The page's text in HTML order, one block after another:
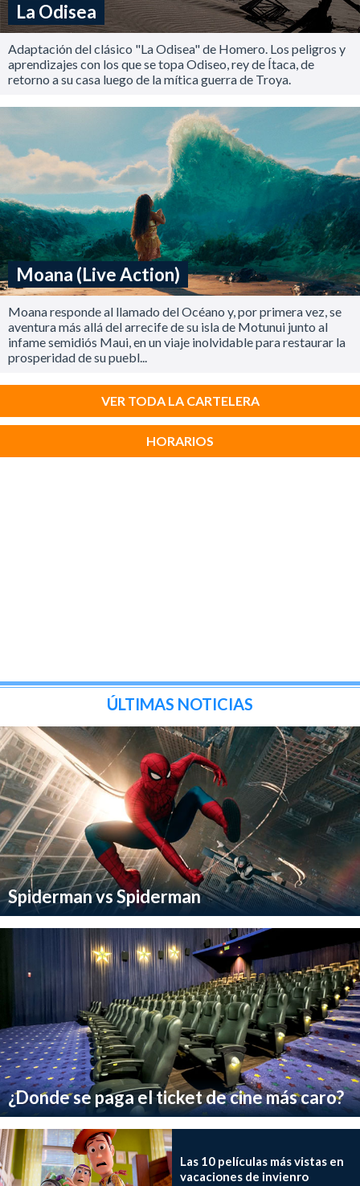
La Odisea
Adaptación del clásico "La Odisea" de Homero. Los peligros y
aprendizajes con los que se topa Odiseo, rey de Ítaca, de
retorno a su casa luego de la mítica guerra de Troya.
Moana (Live Action)
Moana responde al llamado del Océano y, por primera vez, se
aventura más allá del arrecife de su isla de Motunui junto al
infame semidiós Maui, en un viaje inolvidable para restaurar la
prosperidad de su puebl...
VER TODA LA CARTELERA
HORARIOS
ÚLTIMAS NOTICIAS
Spiderman vs Spiderman
¿Donde se paga el ticket de cine más caro?
Las 10 películas más vistas en
vacaciones de invienro